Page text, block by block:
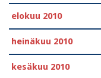
elokuu 2010
heinäkuu 2010
kesäkuu 2010